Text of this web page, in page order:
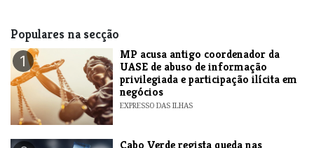
Populares na secção
1
MP acusa antigo coordenador da
UASE de abuso de informação
privilegiada e participação ilícita em
negócios
EXPRESSO DAS ILHAS
Cabo Verde regista queda nas